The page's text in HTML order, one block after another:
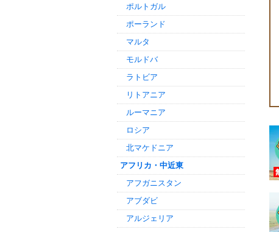
ポルトガル
ポーランド
マルタ
モルドバ
ラトビア
リトアニア
ルーマニア
ロシア
北マケドニア
アフリカ・中近東
アフガニスタン
アブダビ
アルジェリア